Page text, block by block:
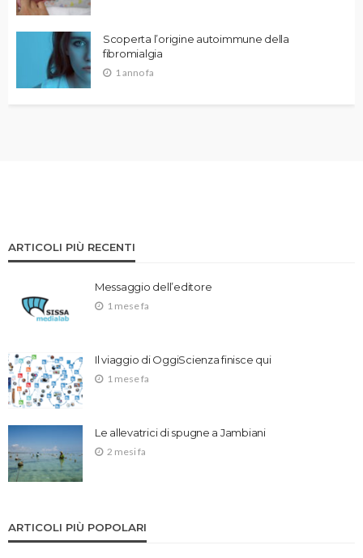
Scoperta l’origine autoimmune della
fibromialgia
1 anno fa
ARTICOLI PIÙ RECENTI
Messaggio dell’editore
1 mese fa
Il viaggio di OggiScienza finisce qui
1 mese fa
Le allevatrici di spugne a Jambiani
2 mesi fa
ARTICOLI PIÙ POPOLARI